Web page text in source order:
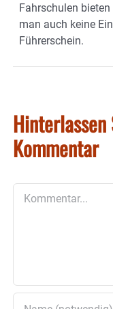
Fahrschulen
man auch keine
Führerschein.
Hinterlassen
Kommentar